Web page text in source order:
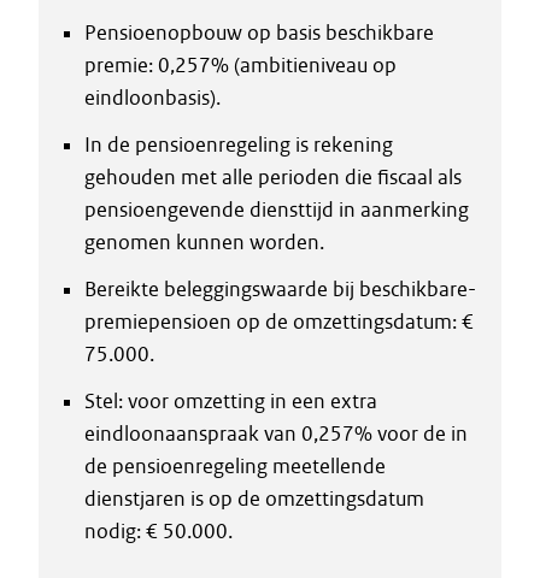
Pensioenopbouw op basis beschikbare
premie: 0,257% (ambitieniveau op
eindloonbasis).
In de pensioenregeling is rekening
gehouden met alle perioden die fiscaal als
pensioengevende diensttijd in aanmerking
genomen kunnen worden.
Bereikte beleggingswaarde bij beschikbare-
premiepensioen op de omzettingsdatum: €
75.000.
Stel: voor omzetting in een extra
eindloonaanspraak van 0,257% voor de in
de pensioenregeling meetellende
dienstjaren is op de omzettingsdatum
nodig: € 50.000.